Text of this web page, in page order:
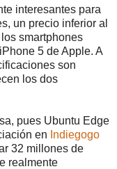
interesantes para
un precio inferior al
smartphones
5 de Apple. A
son
los dos
pues Ubuntu Edge
en Indiegogo
32 millones de
realmente